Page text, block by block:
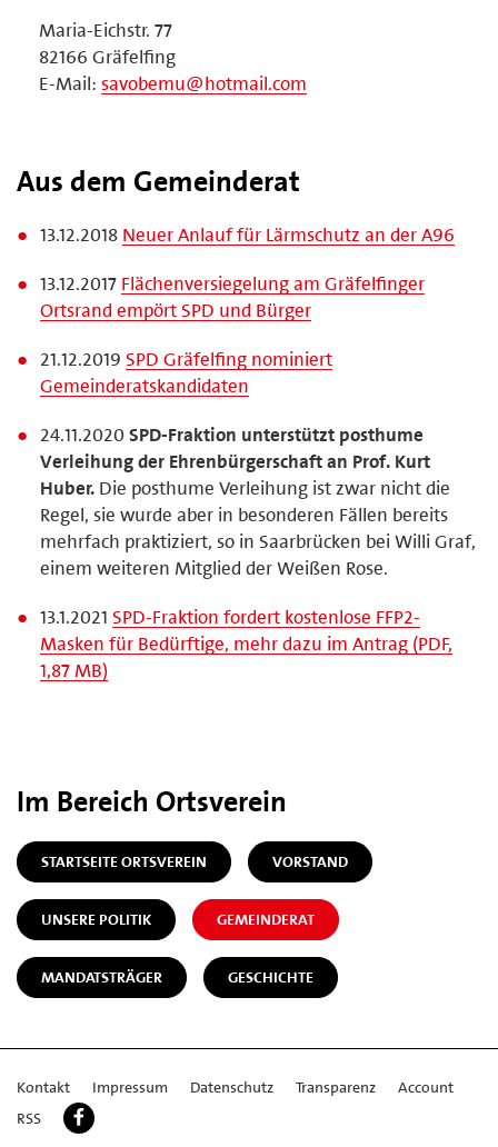
Maria-Eichstr. 77
82166 Gräfelfing
E-Mail: savobemu@hotmail.com
Aus dem Gemeinderat
13.12.2018 Neuer Anlauf für Lärmschutz an der A96
13.12.2017 Flächenversiegelung am Gräfelfinger
Ortsrand empört SPD und Bürger
21.12.2019 SPD Gräfelfing nominiert
Gemeinderatskandidaten
24.11.2020SPD-Fraktion unterstützt posthume
Verleihung der Ehrenbürgerschaft an Prof. Kurt
Huber. Die posthume Verleihung ist zwar nicht die
Regel, sie wurde aber in besonderen Fällen bereits
mehrfach praktiziert, so in Saarbrücken bei Willi Graf,
einem weiteren Mitglied der Weißen Rose.
13.1.2021 SPD-Fraktion fordert kostenlose FFP2-
Masken für Bedürftige, mehr dazu im Antrag (PDF,
1,87 MB)
Im Bereich Ortsverein
STARTSEITE ORTSVEREIN VORSTAND
UNSERE POLITIK GEMEINDERAT
MANDATSTRÄGER GESCHICHTE
Kontakt Impressum Datenschutz Transparenz
Account
RSS